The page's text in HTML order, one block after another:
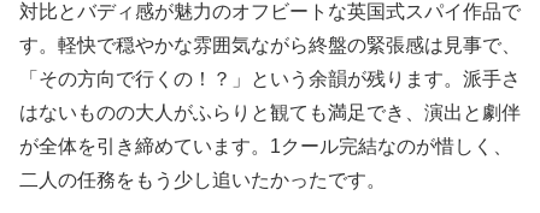
対比とバディ感が魅力のオフビートな英国式スパイ作品で
す。軽快で穏やかな雰囲気ながら終盤の緊張感は見事で、
「その方向で行くの！？」という余韻が残ります。派手さ
はないものの大人がふらりと観ても満足でき、演出と劇伴
が全体を引き締めています。1クール完結なのが惜しく、
二人の任務をもう少し追いたかったです。